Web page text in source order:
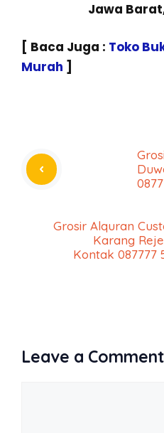
Jawa
[ Baca Juga : Toko
Murah ]
Grosir Alquran
Karang
Kontak 087777
Leave a Comment